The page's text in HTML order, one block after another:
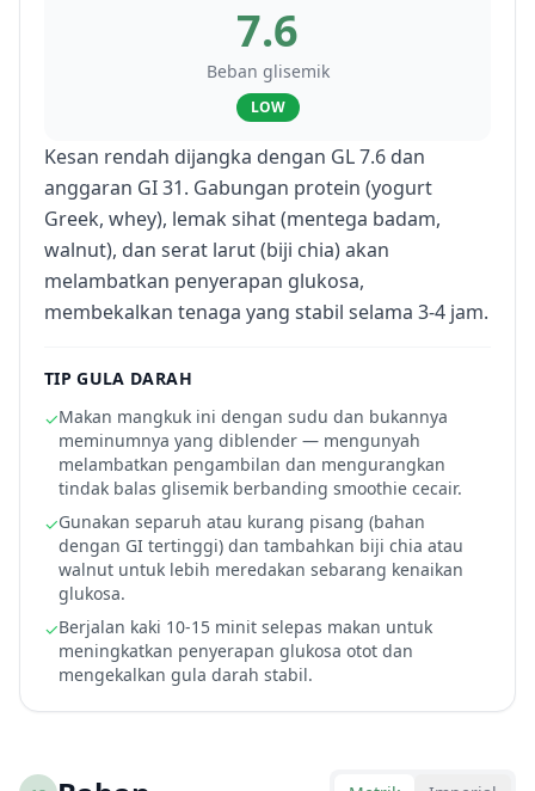
7.6
Beban glisemik
LOW
Kesan rendah dijangka dengan GL 7.6 dan
anggaran GI 31. Gabungan protein (yogurt
Greek, whey), lemak sihat (mentega badam,
walnut), dan serat larut (biji chia) akan
melambatkan penyerapan glukosa,
membekalkan tenaga yang stabil selama 3-4 jam.
TIP GULA DARAH
✓Makan mangkuk ini dengan sudu dan bukannya
meminumnya yang diblender — mengunyah
melambatkan pengambilan dan mengurangkan
tindak balas glisemik berbanding smoothie cecair.
✓Gunakan separuh atau kurang pisang (bahan
dengan GI tertinggi) dan tambahkan biji chia atau
walnut untuk lebih meredakan sebarang kenaikan
glukosa.
✓Berjalan kaki 10-15 minit selepas makan untuk
meningkatkan penyerapan glukosa otot dan
mengekalkan gula darah stabil.